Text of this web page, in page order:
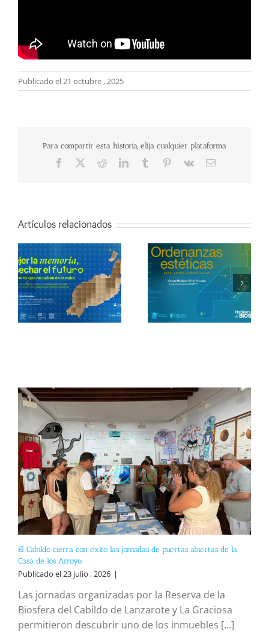
Publicado el 21 octubre , 2025
Para compartir esta historia, elija cualquier plataforma
Facebook RedditLinkedInTumblr Pinterest
Vk
Correo
Artículos relacionados
El Cabildo cierra con éxito las jornadas de puertas abiertas de la
Casa de los Arroyo
Publicado el 23 julio , 2026 |
Las jornadas organizadas por la Reserva de la
Biosfera del Cabildo de Lanzarote y La Graciosa
permitieron descubrir uno de los inmuebles [...]